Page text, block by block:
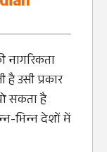
नागरिकता
है उसी प्रकार
सकता है
भिन्‍न देशाें में